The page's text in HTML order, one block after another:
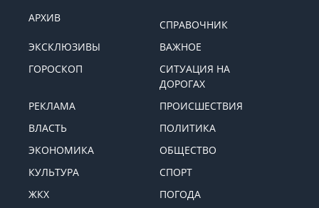
АРХИВ
СПРАВОЧНИК
ЭКСКЛЮЗИВЫ
ВАЖНОЕ
ГОРОСКОП
СИТУАЦИЯ НА
ДОРОГАХ
РЕКЛАМА
ПРОИСШЕСТВИЯ
ВЛАСТЬ
ПОЛИТИКА
ЭКОНОМИКА
ОБЩЕСТВО
КУЛЬТУРА
СПОРТ
ЖКХ
ПОГОДА